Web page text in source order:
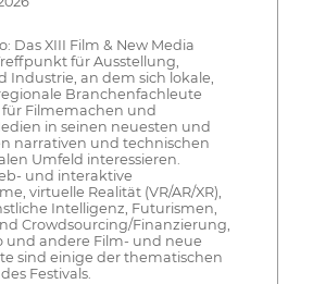
Das XIII Film & New Media
für Ausstellung,
Industrie, an dem sich lokale,
Branchenfachleute
für Filmemachen und
in seinen neuesten und
narrativen und technischen
Umfeld interessieren.
und interaktive
virtuelle Realität (VR/AR/XR),
Intelligenz, Futurismen,
Crowdsourcing/Finanzierung,
und andere Film- und neue
sind einige der thematischen
Festivals.